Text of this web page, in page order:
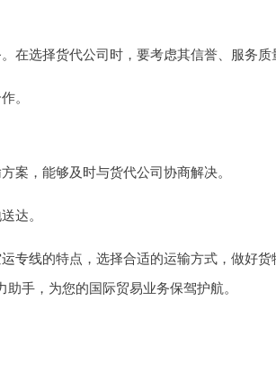
选择货代公司时，要考虑其信誉、服务质
。
案，能够及时与货代公司协商解决。
达。
专线的特点，选择合适的运输方式，做好
手，为您的国际贸易业务保驾护航。